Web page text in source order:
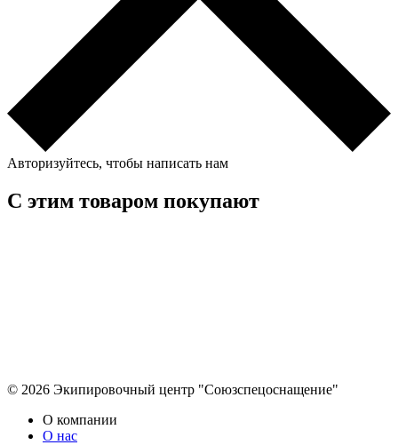
Авторизуйтесь, чтобы написать нам
С этим товаром покупают
© 2026 Экипировочный центр "Союзспецоснащение"
О компании
О нас